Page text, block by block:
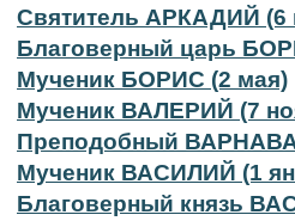
Святитель АРКАДИЙ (6
Благоверный царь
Мученик БОРИС (2 мая)
Мученик ВАЛЕРИЙ (7
Преподобный
Мученик ВАСИЛИЙ (1
Благоверный князь